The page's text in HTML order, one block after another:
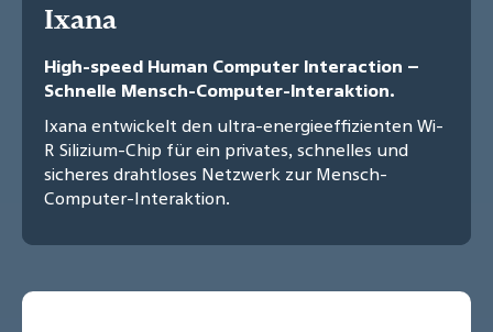
Ixana
High-speed Human Computer Interaction –
Schnelle Mensch-Computer-Interaktion.
Ixana entwickelt den ultra-energieeffizienten Wi-
R Silizium-Chip für ein privates, schnelles und
sicheres drahtloses Netzwerk zur Mensch-
Computer-Interaktion.